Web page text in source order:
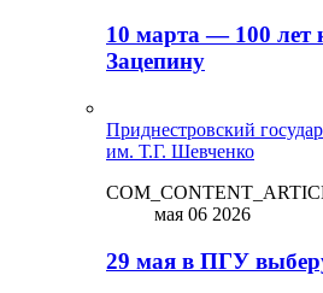
10 марта — 100 лет
Зацепину
Приднестровский
им. Т.Г. Шевченко
мая 06 2026
29 мая в ПГУ